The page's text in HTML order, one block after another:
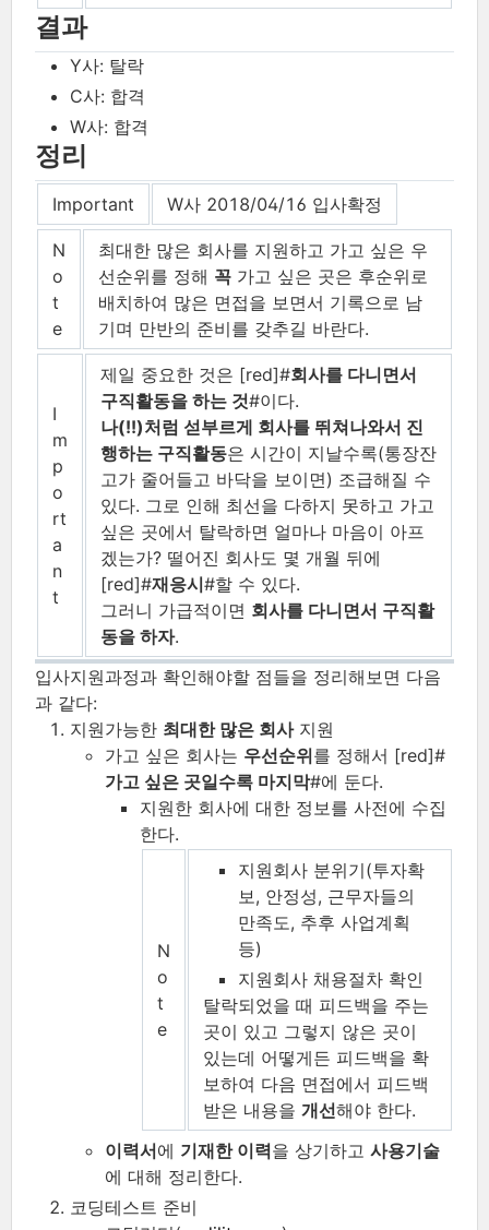
결과
Y사: 탈락
C사: 합격
W사: 합격
정리
Important W사 2018/04/16 입사확정
N
o
t
e
최대한 많은 회사를 지원하고 가고 싶은 우
선순위를 정해 꼭 가고 싶은 곳은 후순위로
배치하여 많은 면접을 보면서 기록으로 남
기며 만반의 준비를 갖추길 바란다.
I
m
p
o
rt
a
n
t
제일 중요한 것은 [red]#회사를 다니면서
구직활동을 하는 것#이다.
나(!!)처럼 섣부르게 회사를 뛰쳐나와서 진
행하는 구직활동은 시간이 지날수록(통장잔
고가 줄어들고 바닥을 보이면) 조급해질 수
있다. 그로 인해 최선을 다하지 못하고 가고
싶은 곳에서 탈락하면 얼마나 마음이 아프
겠는가? 떨어진 회사도 몇 개월 뒤에
[red]#재응시#할 수 있다.
그러니 가급적이면 회사를 다니면서 구직활
동을 하자.
입사지원과정과 확인해야할 점들을 정리해보면 다음
과 같다:
지원가능한 최대한 많은 회사지원
가고 싶은 회사는 우선순위를 정해서 [red]#
가고 싶은 곳일수록 마지막#에 둔다.
지원한 회사에 대한 정보를 사전에 수집
한다.
N
o
t
e
지원회사 분위기(투자확
보, 안정성, 근무자들의
만족도, 추후 사업계획
등)
지원회사 채용절차 확인
탈락되었을 때 피드백을 주는
곳이 있고 그렇지 않은 곳이
있는데 어떻게든 피드백을 확
보하여 다음 면접에서 피드백
받은 내용을 개선해야 한다.
이력서에 기재한 이력을 상기하고 사용기술
에 대해 정리한다.
코딩테스트 준비